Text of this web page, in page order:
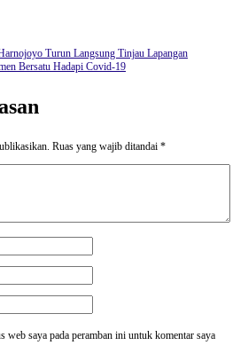
Turun Langsung Tinjau Lapangan
Bersatu Hadapi Covid-19
Ruas yang wajib ditandai *
web saya pada peramban ini untuk komentar saya